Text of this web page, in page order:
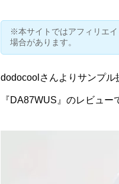
※本サイトではアフィリエ
場合があります。
dodocoolさんよりサンプ
『DA87WUS 』のレビュー